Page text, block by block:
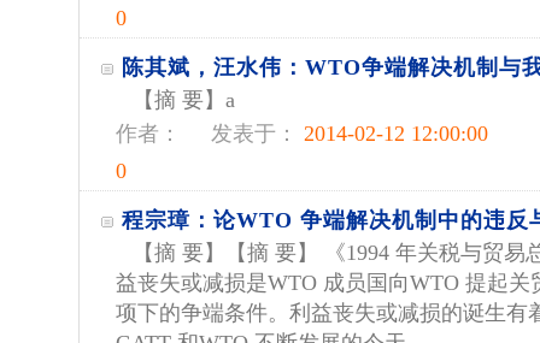
0
陈其斌，汪水伟：WTO争端解决机制与
【摘 要】a
作者：
发表于： 2014-02-12 12:00:00
0
程宗璋：论WTO 争端解决机制中的违反
【摘 要】【摘 要】 《1994 年关税与贸易
益丧失或减损是WTO 成员国向WTO 提起
项下的争端条件。利益丧失或减损的诞生有